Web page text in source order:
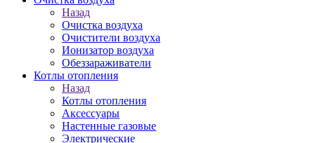
Назад
Очистка воздуха
Очистители воздуха
Ионизатор воздуха
Обеззараживатели
Котлы отопления
Назад
Котлы отопления
Аксессуары
Настенные газовые
Электрические